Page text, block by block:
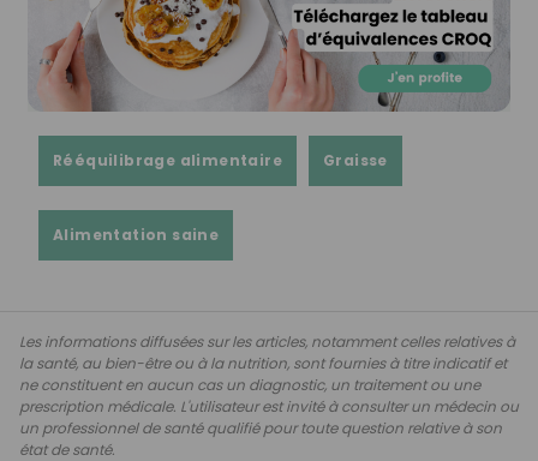
Rééquilibrage alimentaire Graisse
Alimentation saine
Les informations diffusées sur les articles, notamment celles relatives à
la santé, au bien-être ou à la nutrition, sont fournies à titre indicatif et
ne constituent en aucun cas un diagnostic, un traitement ou une
prescription médicale. L'utilisateur est invité à consulter un médecin ou
un professionnel de santé qualifié pour toute question relative à son
état de santé.